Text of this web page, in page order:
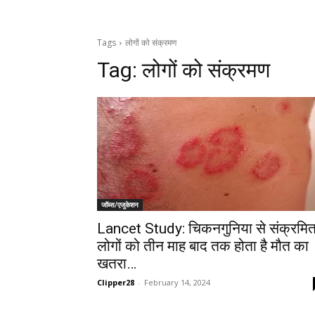
Tags लोगों को संक्रमण
Tag:लोगों को संक्रमण
जॉब्स/एजुकेशन
Lancet Study: चिकनगुनिया से
लोगों को तीन माह बाद तक होता है मौत का
खतरा…
Clipper28 - February 14, 2024